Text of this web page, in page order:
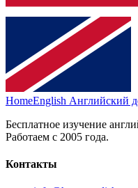
HomeEnglish Английский
Бесплатное изучение
Работаем с 2005 года.
Контакты